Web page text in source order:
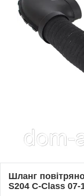
Шланг
S204 C-Class 07-